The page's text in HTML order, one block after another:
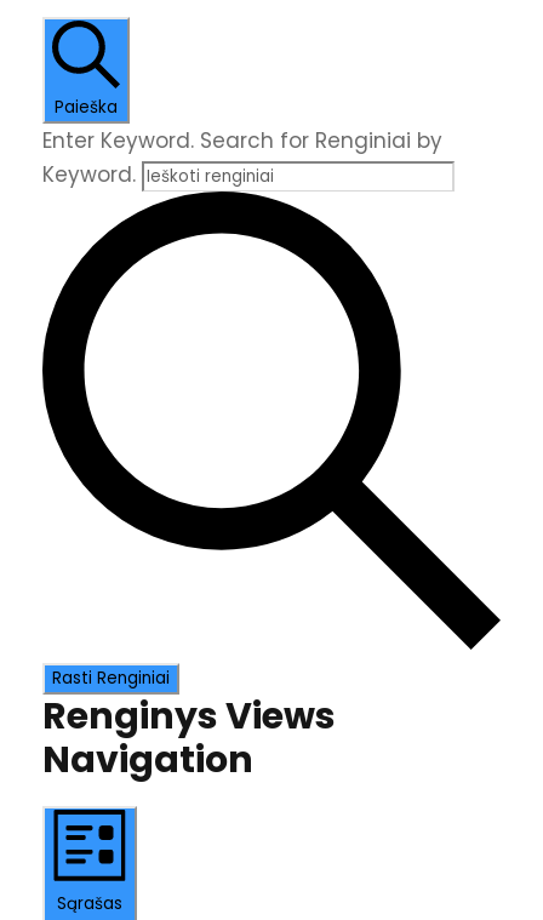
Paieška
Enter Keyword. Search for Renginiai by
Keyword.
Rasti Renginiai
Renginys Views
Navigation
Sąrašas